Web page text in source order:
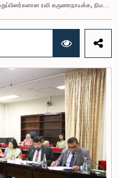
ரவி கருணாநாயக்க, நிமல்
ஜனநாயக சோசலிசக்
கணக்காய்வாளர் நாயகத்தின்
வரப்பட்டது.இதன்போது,
மற்றும் கணக்காய்வுத் துறையின்
சம்பள மட்டம் தொடர்பாக குழுத்
முன்வைத்தனர்.மேலும்,
நாயகம் ஒரு அரசாங்க ஊழியர்
வெளியே இப்பதவிக்கான
சம்பளத்
சம்பளங்களையும் கருத்தில் கொண்டு
முன்னர், சம்பளங்கள் மற்றும் பணியாளர்
போதிலும், தற்போது அத்தகைய
நாயகத்திற்கான